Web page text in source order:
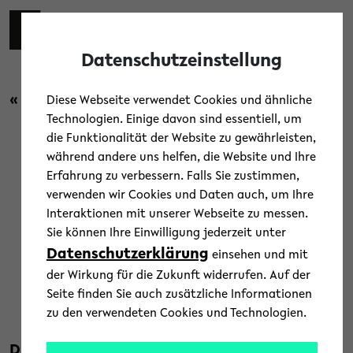
Skip to main content
« Zurück zur Übersicht
Forschung Menschen/ News
„Entwicklung neuer
interaktiver
Entscheidungssysteme“
6. Februar 2025
Text: Dr. Kristina Nienhaus
Datenschutzeinstellung
Diese Webseite verwendet Cookies und ähnliche
Technologien. Einige davon sind essentiell, um
die Funktionalität der Website zu gewährleisten,
während andere uns helfen, die Website und Ihre
Erfahrung zu verbessern. Falls Sie zustimmen,
verwenden wir Cookies und Daten auch, um Ihre
Interaktionen mit unserer Webseite zu messen.
Sie können Ihre Einwilligung jederzeit unter
Datenschutzerklärung einsehen und mit
der Wirkung für die Zukunft widerrufen. Auf der
Seite finden Sie auch zusätzliche Informationen
zu den verwendeten Cookies und Technologien.